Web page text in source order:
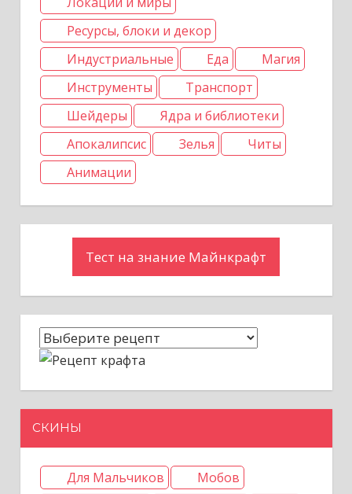
Ресурсы, блоки и декор
Индустриальные
Еда
Магия
Инструменты
Транспорт
Шейдеры
Ядра и библиотеки
Апокалипсис
Зелья
Читы
Анимации
Тест на знание Майнкрафт
СКИНЫ
Для Мальчиков
Мобов